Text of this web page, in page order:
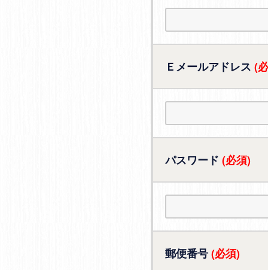
Ｅメールアドレス (
パスワード (必須)
郵便番号(必須)